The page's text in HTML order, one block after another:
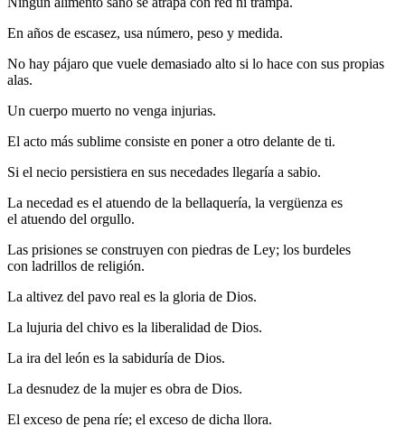
En años de escasez, usa número, peso y medida.
No hay pájaro que vuele demasiado alto si lo hace con sus propias
alas.
Un cuerpo muerto no venga injurias.
El acto más sublime consiste en poner a otro delante de ti.
Si el necio persistiera en sus necedades llegaría a sabio.
La necedad es el atuendo de la bellaquería, la vergüenza es
el atuendo del orgullo.
Las prisiones se construyen con piedras de Ley; los burdeles
con ladrillos de religión.
La altivez del pavo real es la gloria de Dios.
La lujuria del chivo es la liberalidad de Dios.
La ira del león es la sabiduría de Dios.
La desnudez de la mujer es obra de Dios.
El exceso de pena ríe; el exceso de dicha llora.